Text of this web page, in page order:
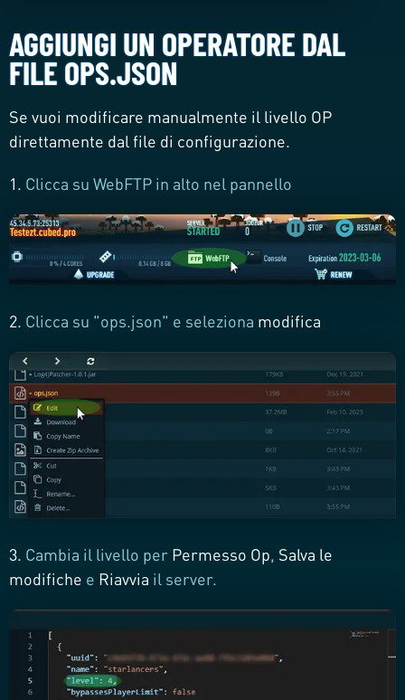
AGGIUNGI UN OPERATORE DAL
FILE OPS.JSON
Se vuoi modificare manualmente il livello OP
direttamente dal file di configurazione.
1. Clicca su WebFTP in alto nel pannello
2. Clicca su "ops.json" e seleziona modifica
3. Cambia il livello per Permesso Op, Salva le
modifiche e Riavvia il server.